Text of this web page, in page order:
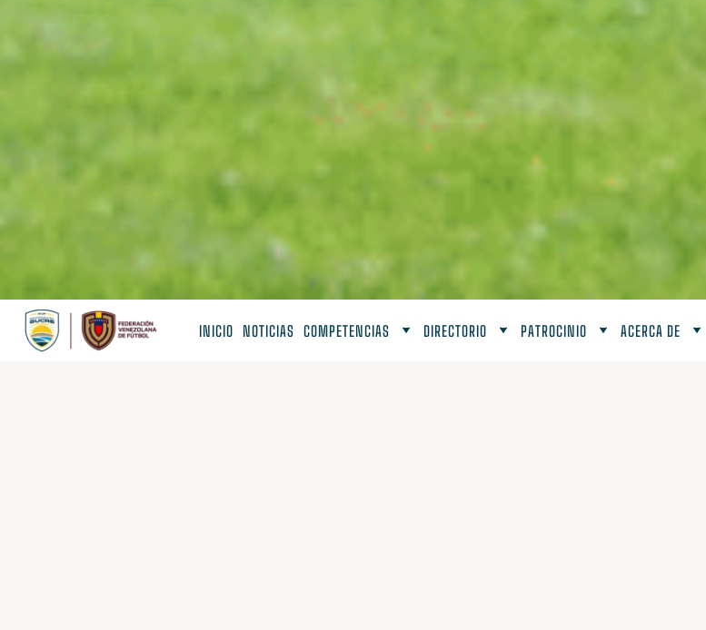
INICIO NOTICIAS COMPETENCIAS DIRECTORIO PATROCINIO ACERCA DE